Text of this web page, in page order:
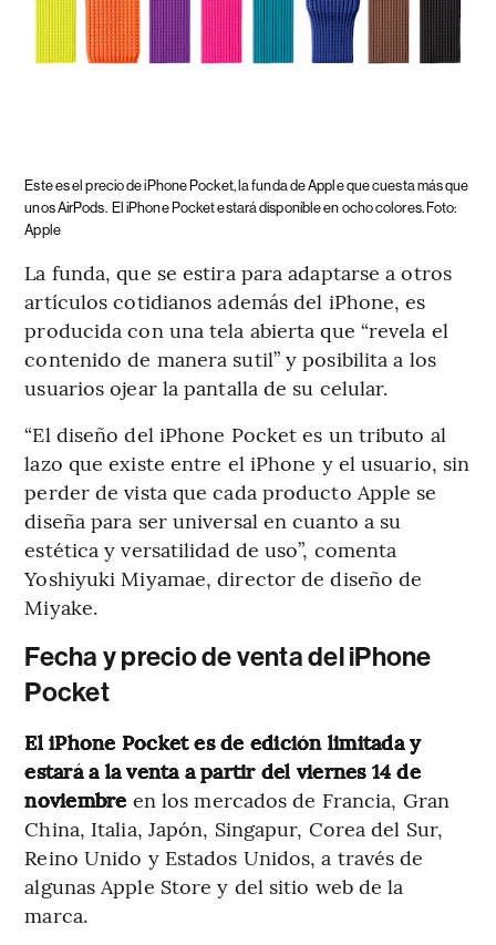
Este es el precio de iPhone Pocket, la funda de Apple que cuesta más que
unos AirPods. El iPhone Pocket estará disponible en ocho colores. Foto:
Apple
La funda, que se estira para adaptarse a otros
artículos cotidianos además del iPhone, es
producida con una tela abierta que “revela el
contenido de manera sutil” y posibilita a los
usuarios ojear la pantalla de su celular.
“El diseño del iPhone Pocket es un tributo al
lazo que existe entre el iPhone y el usuario, sin
perder de vista que cada producto Apple se
diseña para ser universal en cuanto a su
estética y versatilidad de uso”, comenta
Yoshiyuki Miyamae, director de diseño de
Miyake.
Fecha y precio de venta del iPhone
Pocket
El iPhone Pocket es de edición limitada y
estará a la venta a partir del viernes 14 de
noviembre en los mercados de Francia, Gran
China, Italia, Japón, Singapur, Corea del Sur,
Reino Unido y Estados Unidos, a través de
algunas Apple Store y del sitio web de la
marca.